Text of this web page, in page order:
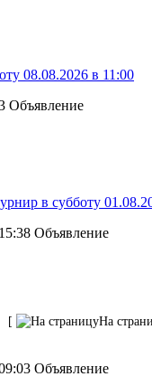
08.08.2026 в 11:00
Объявление
в субботу
Объявление
[ На
Объявление